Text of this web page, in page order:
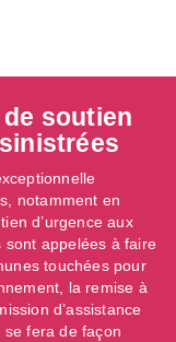
soutien
notamment en
d’urgence aux
sont appelées à faire
touchées pour
la remise à
d’assistance
se fera de façon